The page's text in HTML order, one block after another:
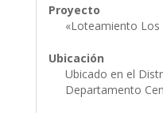
Proyecto
«Loteamiento Los
Ubicación
Ubicado en el
Departamento